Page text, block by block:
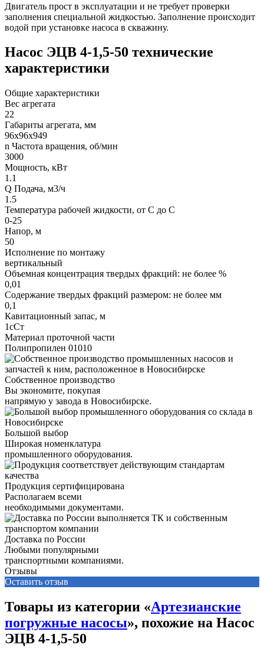
Двигатель прост в эксплуатации и не требует проверки
заполнения специальной жидкостью. Заполнение происходит
водой при установке насоса в скважину.
Насос ЭЦВ 4-1,5-50 технические
характеристики
Общие характеристики
Вес агрегата
22
Габариты агрегата, мм
96х96х949
n Частота вращения, об/мин
3000
Мощность, кВт
1.1
Q Подача, м3/ч
1.5
Температура рабочей жидкости, от С до С
0-25
Напор, м
50
Исполнение по монтажу
вертикальный
Объемная концентрация твердых фракций: не более %
0,01
Содержание твердых фракций размером: не более мм
0,1
Кавитационный запас, м
1сСт
Материал проточной части
Полипропилен 01010
Собственное производство
Вы экономите, покупая
напрямую у завода в Новосибирске.
Большой выбор
Широкая номенклатура
промышленного оборудования.
Продукция сертифицирована
Располагаем всеми
необходимыми документами.
Доставка по России
Любыми популярными
транспортными компаниями.
Отзывы
Оставить отзыв
Товары из категории «Артезианские
погружные насосы», похожие на Насос
ЭЦВ 4-1,5-50